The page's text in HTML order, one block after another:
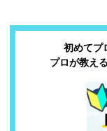
初めてプ
プロが教え